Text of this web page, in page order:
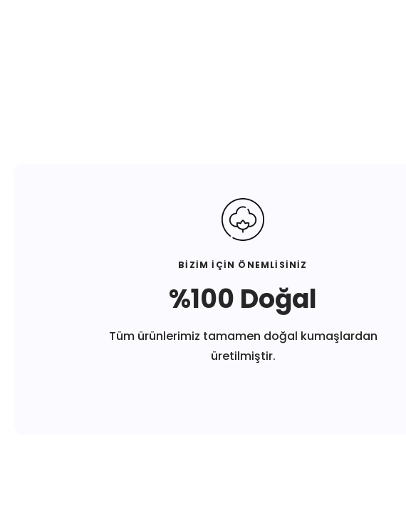
BİZİM İÇİN ÖNEMLİSİNİZ
%100 Doğal
Tüm ürünlerimiz tamamen doğal kumaşlardan
üretilmiştir.